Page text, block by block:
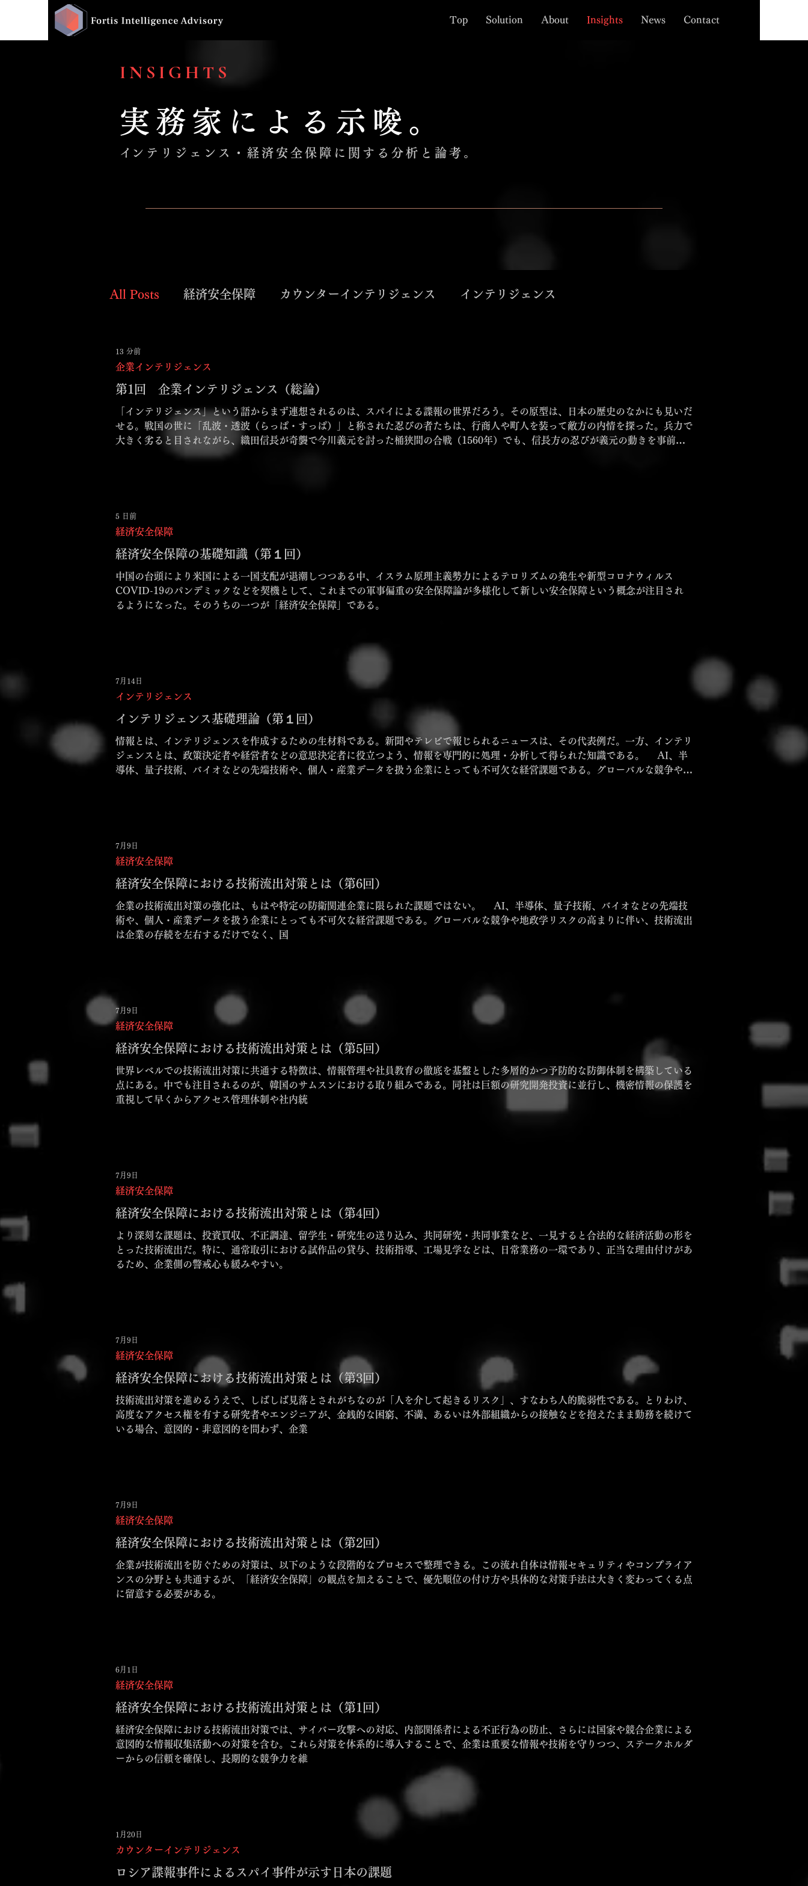
Top Solution About Insights News Contact
INSIGHTS
実務家による示唆。
​インテリジェンス・経済安全保障に関する分析と論考。
All Posts 経済安全保障 カウンターインテリジェンス インテリジェンス
第1回 企業インテリジェンス（総論）
「インテリジェンス」という語からまず連想されるのは、スパイによる諜報の世界だろう。その原型は、日本の歴史のなかにも見いだ
せる。戦国の世に「乱波・透波（らっぱ・すっぱ）」と称された忍びの者たちは、行商人や町人を装って敵方の内情を探った。兵力で
大きく劣ると目されながら、織田信長が奇襲で今川義元を討った桶狭間の合戦（1560年）でも、信長方の忍びが義元の動きを事前に
嗅ぎ取っていたことが勝敗を分けたと語り継がれている。時代が下った二度の世界大戦においても、電波の傍受をはじめとする諜報が
企業インテリジェンス
13 分前
経済安全保障の基礎知識（第１回）
中国の台頭により米国による一国支配が退潮しつつある中、イスラム原理主義勢力によるテロリズムの発生や新型コロナウィルス
COVID-19のパンデミックなどを契機として、これまでの軍事偏重の安全保障論が多様化して新しい安全保障という概念が注目され
るようになった。そのうちの一つが「経済安全保障」である。
経済安全保障
5 日前
インテリジェンス基礎理論（第１回）
情報とは、インテリジェンスを作成するための生材料である。新聞やテレビで報じられるニュースは、その代表例だ。一方、インテリ
ジェンスとは、政策決定者や経営者などの意思決定者に役立つよう、情報を専門的に処理・分析して得られた知識である。 AI、半
導体、量子技術、バイオなどの先端技術や、個人・産業データを扱う企業にとっても不可欠な経営課題である。グローバルな競争や地
インテリジェンス
7月14日
経済安全保障における技術流出対策とは（第6回）
企業の技術流出対策の強化は、もはや特定の防衛関連企業に限られた課題ではない。 AI、半導体、量子技術、バイオなどの先端技
術や、個人・産業データを扱う企業にとっても不可欠な経営課題である。グローバルな競争や地政学リスクの高まりに伴い、技術流出
は企業の存続を左右するだけでなく、国
経済安全保障
7月9日
経済安全保障における技術流出対策とは（第5回）
世界レベルでの技術流出対策に共通する特徴は、情報管理や社員教育の徹底を基盤とした多層的かつ予防的な防御体制を構築している
点にある。中でも注目されるのが、韓国のサムスンにおける取り組みである。同社は巨額の研究開発投資に並行し、機密情報の保護を
重視して早くからアクセス管理体制や社内統
経済安全保障
7月9日
経済安全保障における技術流出対策とは（第4回）
より深刻な課題は、投資買収、不正調達、留学生・研究生の送り込み、共同研究・共同事業など、一見すると合法的な経済活動の形を
とった技術流出だ。特に、通常取引における試作品の貸与、技術指導、工場見学などは、日常業務の一環であり、正当な理由付けがあ
るため、企業側の警戒心も緩みやすい。
経済安全保障
7月9日
経済安全保障における技術流出対策とは（第3回）
技術流出対策を進めるうえで、しばしば見落とされがちなのが「人を介して起きるリスク」、すなわち人的脆弱性である。とりわけ、
高度なアクセス権を有する研究者やエンジニアが、金銭的な困窮、不満、あるいは外部組織からの接触などを抱えたまま勤務を続けて
いる場合、意図的・非意図的を問わず、企業
経済安全保障
7月9日
経済安全保障における技術流出対策とは（第2回）
企業が技術流出を防ぐための対策は、以下のような段階的なプロセスで整理できる。この流れ自体は情報セキュリティやコンプライア
ンスの分野とも共通するが、「経済安全保障」の観点を加えることで、優先順位の付け方や具体的な対策手法は大きく変わってくる点
に留意する必要がある。
経済安全保障
7月9日
経済安全保障における技術流出対策とは（第1回）
経済安全保障における技術流出対策では、サイバー攻撃への対応、内部関係者による不正行為の防止、さらには国家や競合企業による
意図的な情報収集活動への対策を含む。これら対策を体系的に導入することで、企業は重要な情報や技術を守りつつ、ステークホルダ
ーからの信頼を確保し、長期的な競争力を維
経済安全保障
6月1日
ロシア諜報事件によるスパイ事件が示す日本の課題
カウンターインテリジェンス
1月20日